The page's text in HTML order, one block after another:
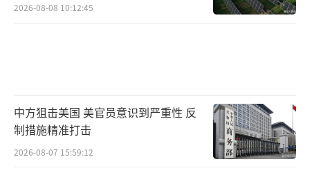
2026-08-08 10:12:45
中方狙击美国 美官员意识到严重性 反
制措施精准打击
2026-08-07 15:59:12